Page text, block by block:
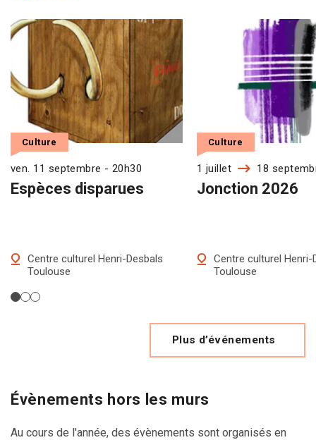
Espèces disparues
Culture
ven. 11 septembre - 20h30
Centre culturel Henri-Desbals
Toulouse
Jonction 2026
Culture
1 juillet 18
Centre culturel Henri-
Toulouse
Plus d’événements
Évènements hors les murs
Au cours de l'année, des évènements sont organisés en